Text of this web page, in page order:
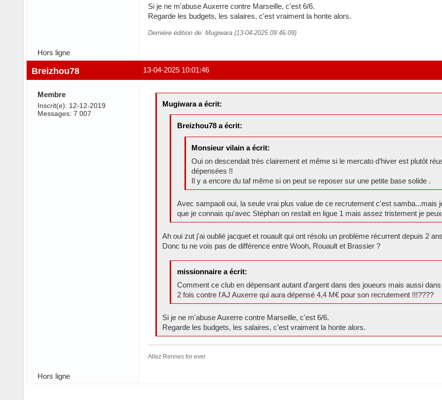
Si je ne m'abuse Auxerre contre Marseille, c'est 6/6.
Regarde les budgets, les salaires, c'est vraiment la honte alors.
Dernière édition de: Mugiwara (13-04-2025 09:46:09)
Hors ligne
13-04-2025 10:01:46
Breizhou78
Membre
Inscrit(e): 12-12-2019
Messages: 7 007
Mugiwara a écrit:
Breizhou78 a écrit:
Monsieur vilain a écrit:
Oui on descendait très clairement et même si le mercato d’hiver est plutôt
dépensées !!
Il y a encore du taf même si on peut se reposer sur une petite base solide .
Avec sampaoli oui, la seule vrai plus value de ce recrutement c'est samba...mais
que je connais qu'avec Stéphan on restait en ligue 1 mais assez tristement je
Ah oui zut j'ai oublié jacquet et rouault qui ont résolu un problème récurrent depuis 2
Donc tu ne vois pas de différence entre Wooh, Rouault et Brassier ?
missionnaire a écrit:
Comment ce club en dépensant autant d'argent dans des joueurs mais aussi
2 fois contre l'AJ Auxerre qui aura dépensé 4,4 M€ pour son recrutement !!!????
Si je ne m'abuse Auxerre contre Marseille, c'est 6/6.
Regarde les budgets, les salaires, c'est vraiment la honte alors.
Allez Rennes for ever
Hors ligne